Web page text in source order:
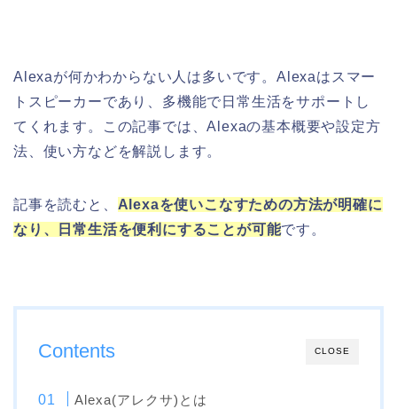
Alexaが何かわからない人は多いです。Alexaはスマー
トスピーカーであり、多機能で日常生活をサポートし
てくれます。この記事では、Alexaの基本概要や設定方
法、使い方などを解説します。
記事を読むと、 Alexaを使いこなすための方法が明確に
なり、日常生活を便利 にすることが可能です。
CLOSE
Contents
Alexa(アレクサ)とは